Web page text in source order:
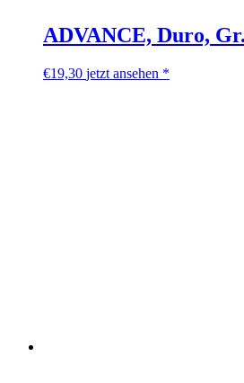
ADVANCE, Duro,
€19,30 jetzt ansehen *